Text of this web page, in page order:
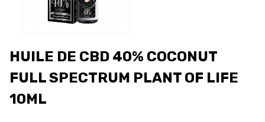
HUILE DE CBD 40% COCONUT
FULL SPECTRUM PLANT OF LIFE
10ML